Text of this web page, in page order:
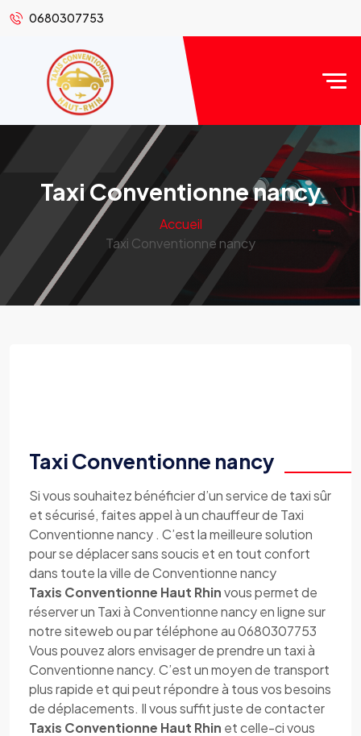
0680307753
Taxi Conventionne nancy
Accueil
Taxi Conventionne nancy
Taxi Conventionne nancy
Si vous souhaitez bénéficier d’un service de taxi sûr
et sécurisé, faites appel à un chauffeur de Taxi
Conventionne nancy . C’est la meilleure solution
pour se déplacer sans soucis et en tout confort
dans toute la ville de Conventionne nancy
Taxis Conventionne Haut Rhinvous permet de
réserver un Taxi à Conventionne nancy en ligne sur
notre siteweb ou par téléphone au 0680307753
Vous pouvez alors envisager de prendre un taxi à
Conventionne nancy. C’est un moyen de transport
plus rapide et qui peut répondre à tous vos besoins
de déplacements. Il vous suffit juste de contacter
Taxis Conventionne Haut Rhin et celle-ci vous